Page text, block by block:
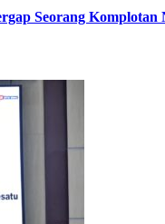
Seorang